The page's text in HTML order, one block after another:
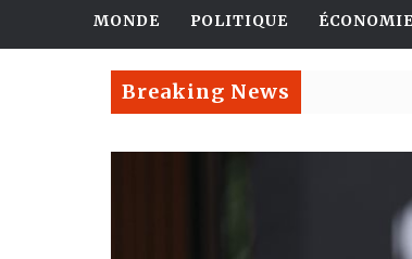
MONDE POLITIQUE
Breaking News